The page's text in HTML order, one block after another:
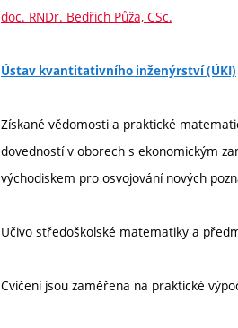
doc. RNDr. Bedřich Půža, CSc.
Ústav kvantitativního inženýrství (ÚKI)
Získané vědomosti a praktické
dovedností v oborech s ekonomickým
východiskem pro osvojování nových
Učivo středoškolské matematiky a
Cvičení jsou zaměřena na praktické